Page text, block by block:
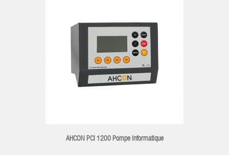
AHCON PCI 1200 Pompe Informatique